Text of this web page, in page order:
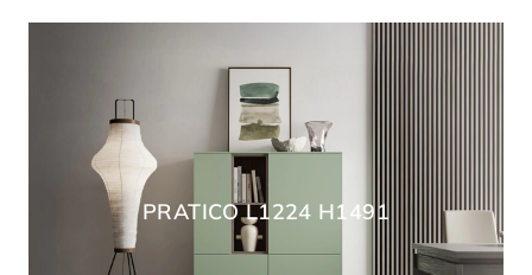
PRATICO L1224 H1491